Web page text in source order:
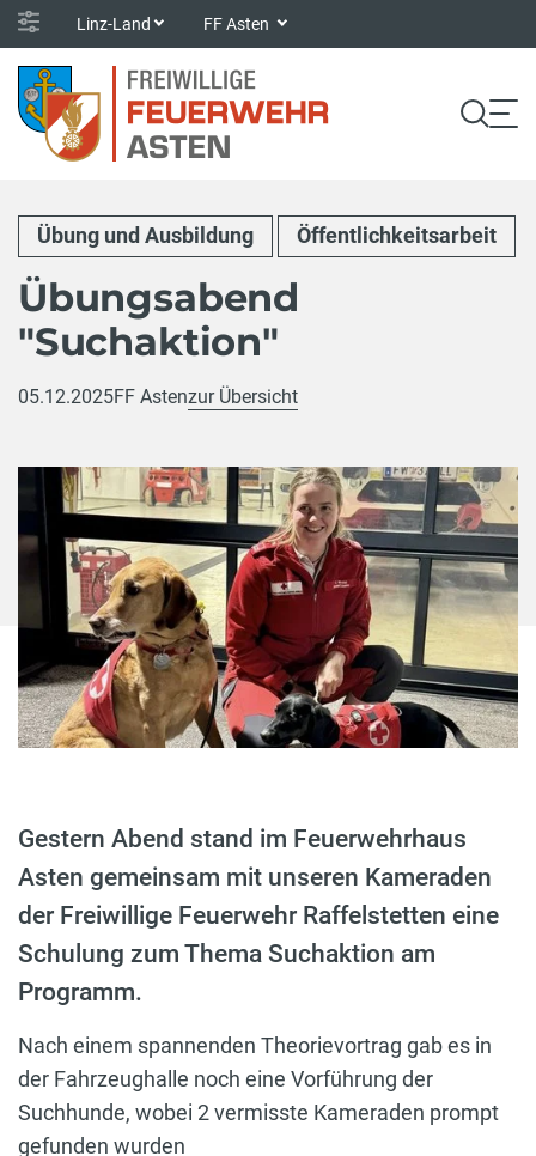
Linz-Land FF Asten
Übung und Ausbildung Öffentlichkeitsarbeit
Übungsabend
"Suchaktion"
05.12.2025FF Astenzur Übersicht
Gestern Abend stand im Feuerwehrhaus
Asten gemeinsam mit unseren Kameraden
der Freiwillige Feuerwehr Raffelstetten eine
Schulung zum Thema Suchaktion am
Programm.
Nach einem spannenden Theorievortrag gab es in
der Fahrzeughalle noch eine Vorführung der
Suchhunde, wobei 2 vermisste Kameraden prompt
gefunden wurden